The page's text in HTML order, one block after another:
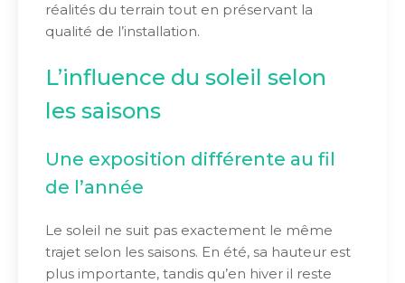
réalités du terrain tout en préservant la
qualité de l’installation.
L’influence du soleil selon
les saisons
Une exposition différente au fil
de l’année
Le soleil ne suit pas exactement le même
trajet selon les saisons. En été, sa hauteur est
plus importante, tandis qu’en hiver il reste